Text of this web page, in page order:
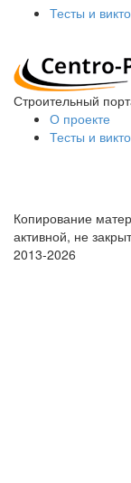
Тесты и
Строительный
О проекте
Тесты и
Копирование
активной, не
2013-2026